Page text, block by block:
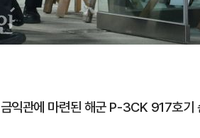
익관에 마련된 해군 P-3CK 917호기